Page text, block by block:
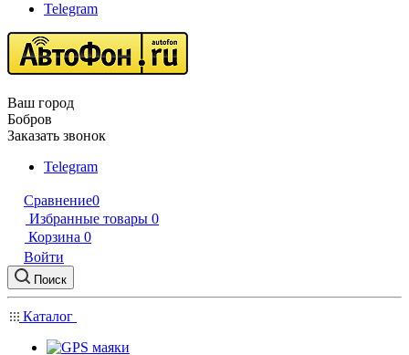
Telegram
Ваш город
Бобров
Заказать звонок
Telegram
Сравнение0
Избранные товары 0
Корзина 0
Войти
Поиск
Каталог